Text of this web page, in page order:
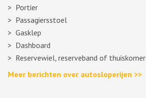
Portier
Passagiersstoel
Gasklep
Dashboard
Reservewiel, reserveband of thuiskomer
Meer berichten over autosloperijen >>